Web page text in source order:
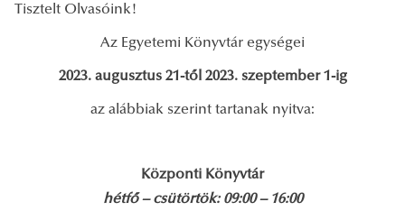
Tisztelt Olvasóink!
Az Egyetemi Könyvtár egységei
2023. augusztus 21-től 2023. szeptember 1-ig
az alábbiak szerint tartanak nyitva:
Központi Könyvtár
hétfő – csütörtök: 09:00 – 16:00